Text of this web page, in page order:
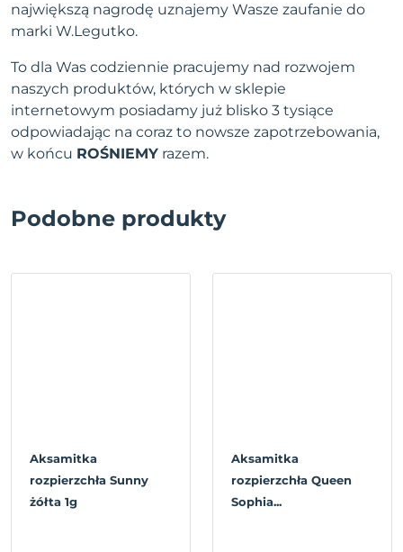
największą nagrodę uznajemy Wasze zaufanie do
marki W.Legutko.
To dla Was codziennie pracujemy nad rozwojem
naszych produktów, których w sklepie
internetowym posiadamy już blisko 3 tysiące
odpowiadając na coraz to nowsze zapotrzebowania,
w końcu ROŚNIEMY razem.
Podobne produkty
Aksamitka
rozpierzchła Sunny
żółta 1g
Aksamitka
rozpierzchła Queen
Sophia...